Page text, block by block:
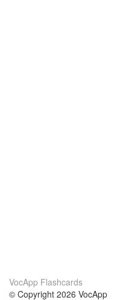
VocApp Flashcards
© Copyright 2026 VocApp